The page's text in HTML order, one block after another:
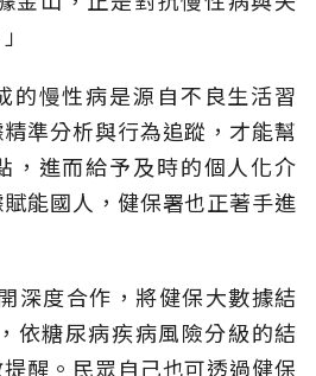
的慢性病是源自不良生活習
準分析與行為追蹤，才能幫
，進而給予及時的個人化介
能國人，健保署也正著手進
深度合作，將健保大數據結
依糖尿病疾病風險分級的結
醒。民眾自己也可透過健保